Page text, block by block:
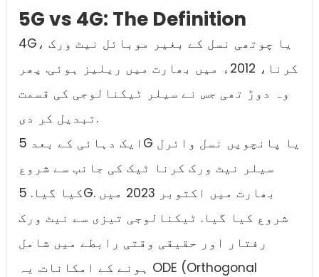
5G vs 4G: The Definition
4G، یا چوتھی نسل کے بغیر موبائل نیٹ ورک
کرنا، 2012ء میں بھارت میں ریلیز ہوئی. پھر
وہ دوڑ تھی جس نے سیلر ٹیکنالوجی کی قسمت
تبدیل کر دی.
ایک دہائی کے بعد 5G یا پانچویں نسل وائرل
سیلر نیٹ ورک کرنا ٹیک کی جانب سے شروع
کیا گیا. 5G. بھارت میں اکتوبر 2023 میں
شروع کیا گیا. ٹیکنالوجی تیزی سے نیٹ ورک
رفتار اور حقیقی وقتی رابطے میں شامل
ہونے کے امکانات. یہ ODE (Orthogonal